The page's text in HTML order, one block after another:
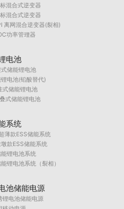
混合式逆变器
混合式逆变器
离网混合逆变器(裂相)
功率管理器
电池
储能锂电池
电池(铅酸替代)
式储能锂电池
式储能锂电池
系统
薄款ESS储能系统
款ESS储能系统
锂电池系统
锂电池系统（裂相）
池储能电源
锂电池储能电源